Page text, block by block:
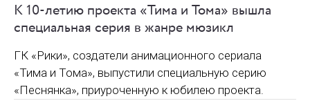
К 10-летию проекта «Тима и Тома» вышла
специальная серия в жанре мюзикл
ГК «Рики», создатели анимационного сериала
«Тима и Тома», выпустили специальную серию
«Песнянка», приуроченную к юбилею проекта.